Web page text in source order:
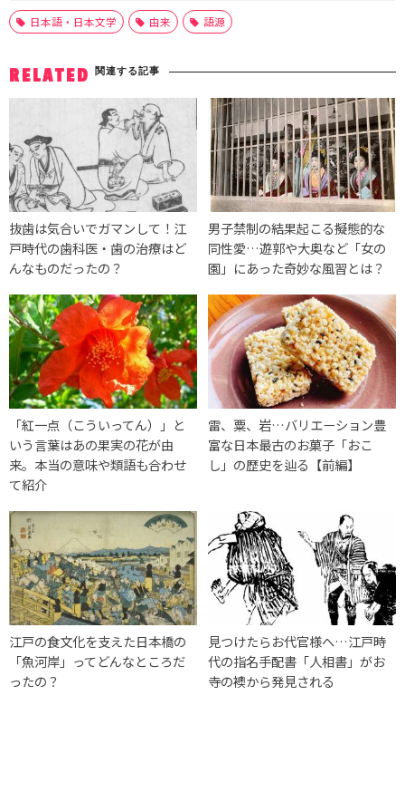
日本語・日本文学 由来 語源
RELATED 関連する記事
抜歯は気合いでガマンして！江
戸時代の歯科医・歯の治療はど
んなものだったの？
男子禁制の結果起こる擬態的な
同性愛…遊郭や大奥など「女の
園」にあった奇妙な風習とは？
「紅一点（こういってん）」と
いう言葉はあの果実の花が由
来。本当の意味や類語も合わせ
て紹介
雷、粟、岩…バリエーション豊
富な日本最古のお菓子「おこ
し」の歴史を辿る【前編】
江戸の食文化を支えた日本橋の
「魚河岸」ってどんなところだ
ったの？
見つけたらお代官様へ…江戸時
代の指名手配書「人相書」がお
寺の襖から発見される